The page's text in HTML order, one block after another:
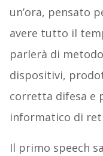
un’ora, pensato
avere tutto il
parlerà di
dispositivi,
corretta difesa e
informatico di
Il primo speech